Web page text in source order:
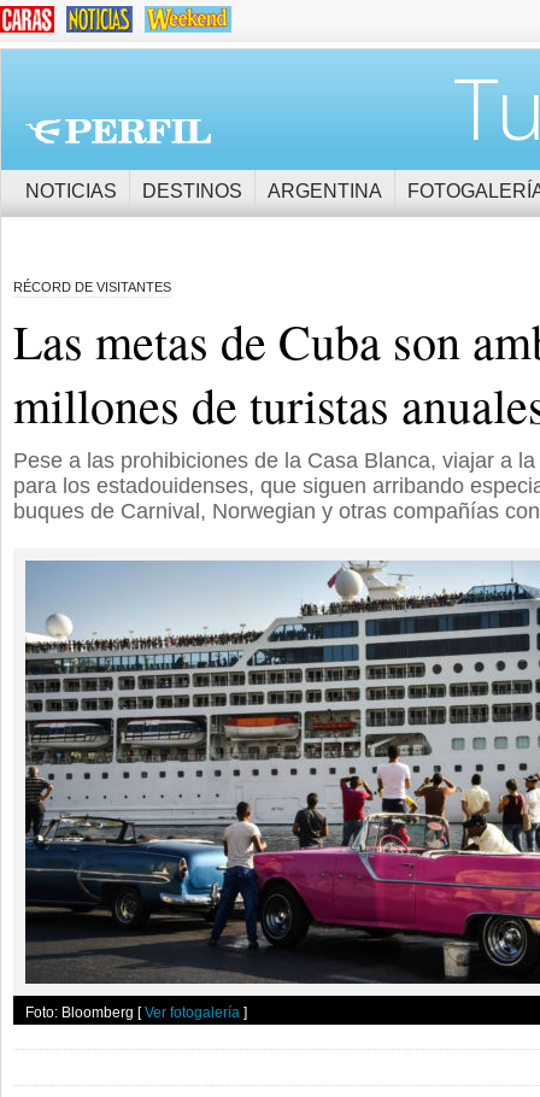
NOTICIAS DESTINOS ARGENTINA
RÉCORD DE VISITANTES
Las metas de Cuba son
millones de turistas
Pese a las prohibiciones de la Casa Blanca, viajar a
para los estadouidenses, que siguen arribando
buques de Carnival, Norwegian y otras compañías
Foto: Bloomberg [Ver fotogalería ]